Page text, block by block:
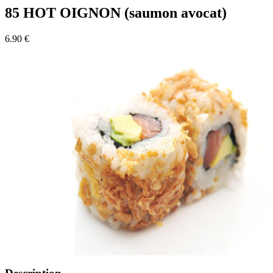
85 HOT OIGNON (saumon avocat)
6.90 €